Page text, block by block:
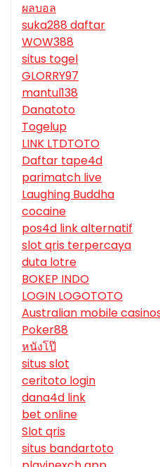
ผลบอล
suka288 daftar
WOW388
situs togel
GLORRY97
mantul138
Danatoto
Togelup
LINK LTDTOTO
Daftar tape4d
parimatch live
Laughing Buddha
cocaine
pos4d link alternatif
slot qris terpercaya
duta lotre
BOKEP INDO
LOGIN LOGOTOTO
Australian mobile
Poker88
หนังโป๊
situs slot
ceritoto login
dana4d link
bet online
Slot qris
situs bandartoto